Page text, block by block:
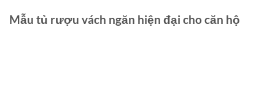
Mẫu tủ rượu vách ngăn hiện đại cho căn hộ